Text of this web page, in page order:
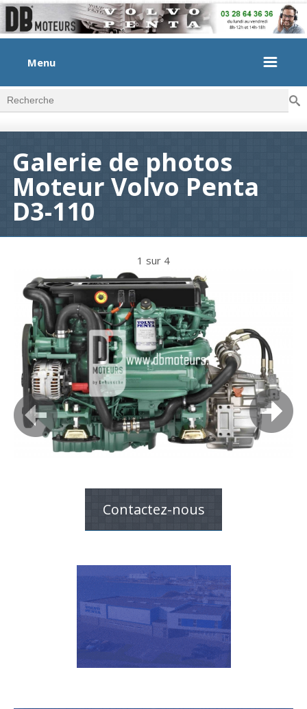
Menu
Formulaire de recherche
Galerie de photos
Moteur Volvo Penta
D3-110
1 sur 4
Contactez-nous